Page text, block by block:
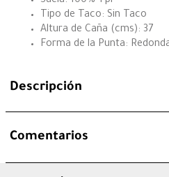
Tipo de Taco: Sin Taco
Altura de Caña (cms): 37
Forma de la Punta:
Descripción
Comentarios